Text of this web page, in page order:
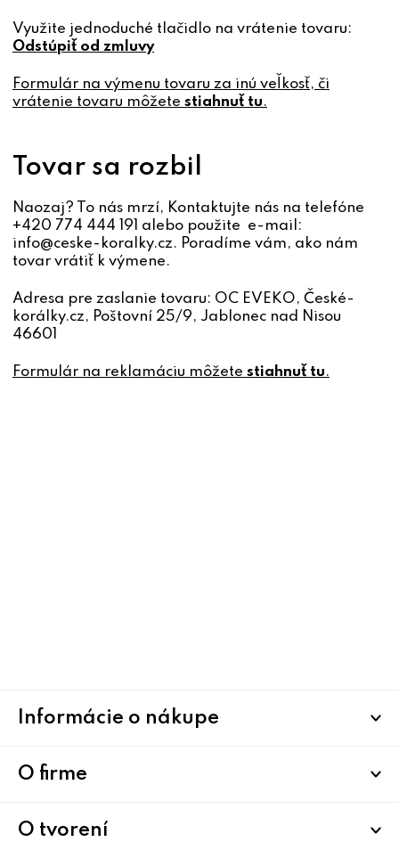
Využite jednoduché tlačidlo na vrátenie tovaru:
Odstúpiť od zmluvy
Formulár na výmenu tovaru za inú veľkosť, či
vrátenie tovaru môžete stiahnuť tu.
Tovar sa rozbil
Naozaj? To nás mrzí, Kontaktujte nás na telefóne
+420 774 444 191 alebo použite e-mail:
info@ceske-koralky.cz. Poradíme vám, ako nám
tovar vrátiť k výmene.
Adresa pre zaslanie tovaru: OC EVEKO, České-
korálky.cz, Poštovní 25/9, Jablonec nad Nisou
46601
Formulár na reklamáciu môžete stiahnuť tu.
Informácie o nákupe
O firme
O tvorení